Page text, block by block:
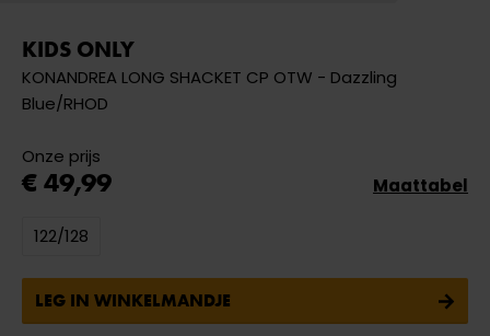
KIDS ONLY
KONANDREA LONG SHACKET CP OTW - Dazzling
Blue/RHOD
Onze prijs
€ 49,99
122/128
Maattabel
LEG IN WINKELMANDJE